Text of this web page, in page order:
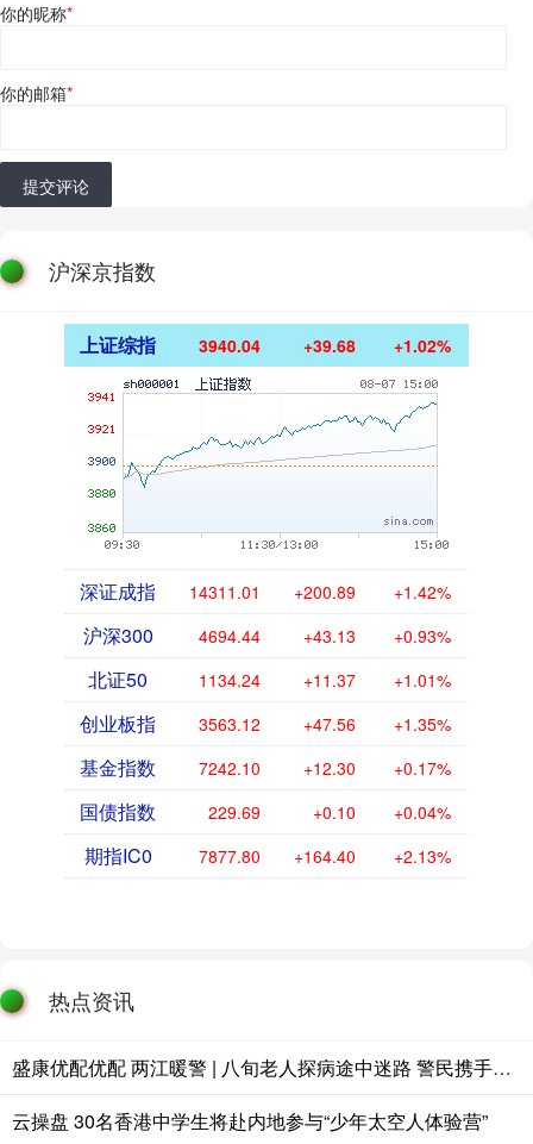
你的昵称*
你的邮箱*
提交评论
沪深京指数
上证综指 3940.04 +39.68 +1.02%
深证成指 14311.01 +200.89 +1.42%
沪深300 4694.44 +43.13 +0.93%
北证50 1134.24 +11.37 +1.01%
创业板指 3563.12 +47.56 +1.35%
基金指数 7242.10 +12.30 +0.17%
国债指数 229.69 +0.10 +0.04%
期指IC0 7877.80 +164.40 +2.13%
热点资讯
盛康优配优配 两江暖警 | 八旬老人探病途中迷路 警民携手暖心护送归家
云操盘 30名香港中学生将赴内地参与“少年太空人体验营”